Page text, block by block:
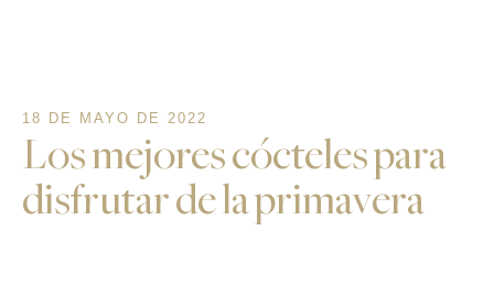
18 DE MAYO DE 2022
Los mejores cócteles para
disfrutar de la primavera